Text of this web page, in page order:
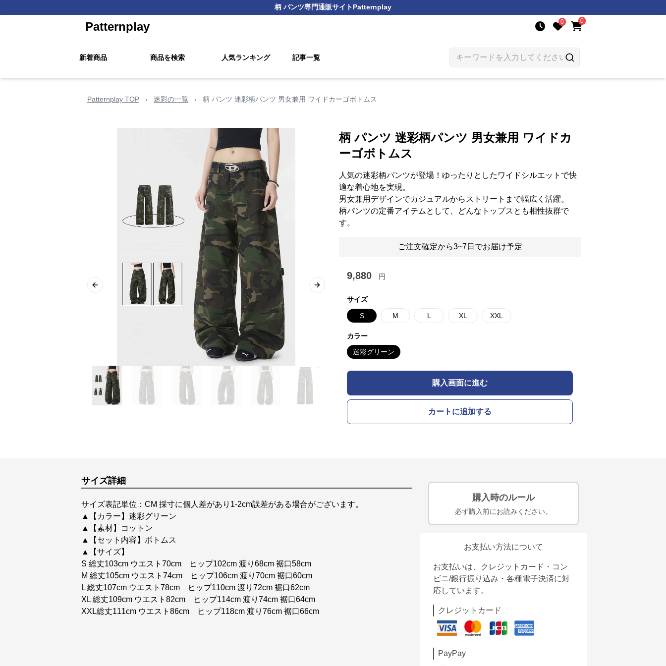
柄 パンツ専門通販サイトPatternplay
Patternplay 0 0
新着商品 商品を検索 人気ランキング 記事一覧
Patternplay TOP › 迷彩の一覧 › 柄 パンツ 迷彩柄パンツ 男女兼用 ワイドカーゴボトムス
Previous slide Next slide
柄 パンツ 迷彩柄パンツ 男女兼用 ワイドカ
ーゴボトムス
人気の迷彩柄パンツが登場！ゆったりとしたワイドシルエットで快
適な着心地を実現。
男女兼用デザインでカジュアルからストリートまで幅広く活躍。
柄パンツの定番アイテムとして、どんなトップスとも相性抜群で
す。
ご注文確定から3~7日でお届け予定
9,880 円
サイズ
S M L XL XXL
カラー
迷彩グリーン
購入画面に進む
カートに追加する
サイズ詳細
サイズ表記単位：CM 採寸に個人差があり1-2cm誤差がある場合がございます。
▲【カラー】迷彩グリーン
▲【素材】コットン
▲【セット内容】ボトムス
▲【サイズ】
S 総丈103cm ウエスト70cm ヒップ102cm 渡り68cm 裾口58cm
M 総丈105cm ウエスト74cm ヒップ106cm 渡り70cm 裾口60cm
L 総丈107cm ウエスト78cm ヒップ110cm 渡り72cm 裾口62cm
XL 総丈109cm ウエスト82cm ヒップ114cm 渡り74cm 裾口64cm
XXL総丈111cm ウエスト86cm ヒップ118cm 渡り76cm 裾口66cm
購入時のルール
必ず購入前にお読みください。
お支払い方法について
お支払いは、クレジットカード・コン
ビニ/銀行振り込み・各種電子決済に対
応しています。
クレジットカード
PayPay